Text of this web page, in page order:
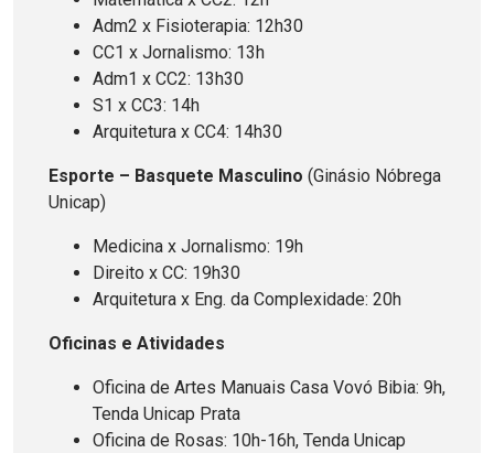
Adm2 x Fisioterapia: 12h30
CC1 x Jornalismo: 13h
Adm1 x CC2: 13h30
S1 x CC3: 14h
Arquitetura x CC4: 14h30
Esporte – Basquete Masculino (Ginásio Nóbrega
Unicap)
Medicina x Jornalismo: 19h
Direito x CC: 19h30
Arquitetura x Eng. da Complexidade: 20h
Oficinas e Atividades
Oficina de Artes Manuais Casa Vovó Bibia: 9h,
Tenda Unicap Prata
Oficina de Rosas: 10h-16h, Tenda Unicap